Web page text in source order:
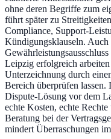
ohne deren Begriffe zum
führt später zu
Compliance, Support-
Kündigungsklauseln.
Leipzig erfolgreich
Unterzeichnung durch
Bereich überprüfen lassen.
Dispute-Lösung vor dem
echte Kosten, echte
Beratung bei der
mindert Überraschungen